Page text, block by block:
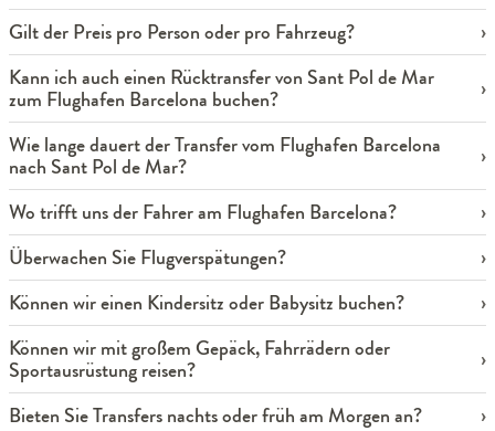
Gilt der Preis pro Person oder pro Fahrzeug?
Kann ich auch einen Rücktransfer von Sant Pol de Mar
zum Flughafen Barcelona buchen?
Wie lange dauert der Transfer vom Flughafen Barcelona
nach Sant Pol de Mar?
Wo trifft uns der Fahrer am Flughafen Barcelona?
Überwachen Sie Flugverspätungen?
Können wir einen Kindersitz oder Babysitz buchen?
Können wir mit großem Gepäck, Fahrrädern oder
Sportausrüstung reisen?
Bieten Sie Transfers nachts oder früh am Morgen an?